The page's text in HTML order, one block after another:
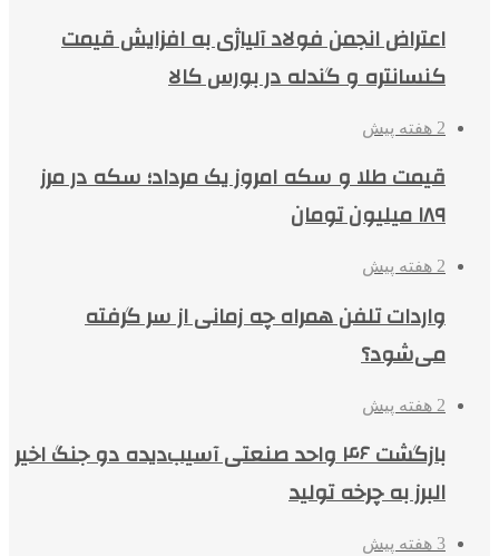
اعتراض انجمن فولاد آلیاژی به افزایش قیمت
کنسانتره و گندله در بورس کالا
2 هفته پیش
قیمت طلا و سکه امروز یک مرداد؛ سکه در مرز
۱۸۹ میلیون تومان
2 هفته پیش
واردات تلفن همراه چه زمانی از سر گرفته
می‌شود؟
2 هفته پیش
بازگشت ۴۶ واحد صنعتی آسیب‌دیده دو جنگ اخیر
البرز به چرخه تولید
3 هفته پیش